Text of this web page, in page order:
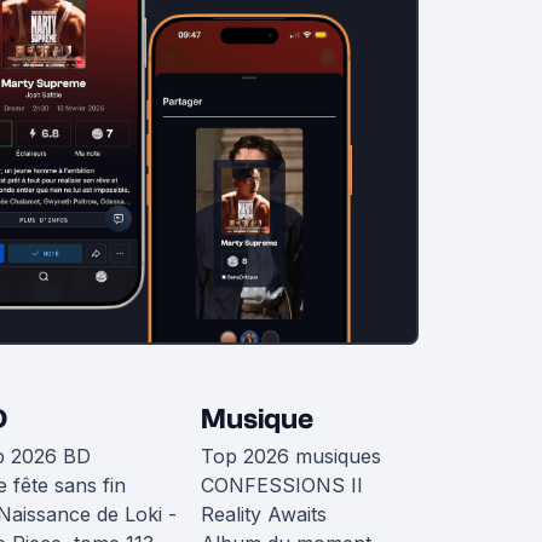
2026 BD
fête sans fin
de Loki -
Musique
Top 2026 musiques
CONFESSIONS II
Reality Awaits